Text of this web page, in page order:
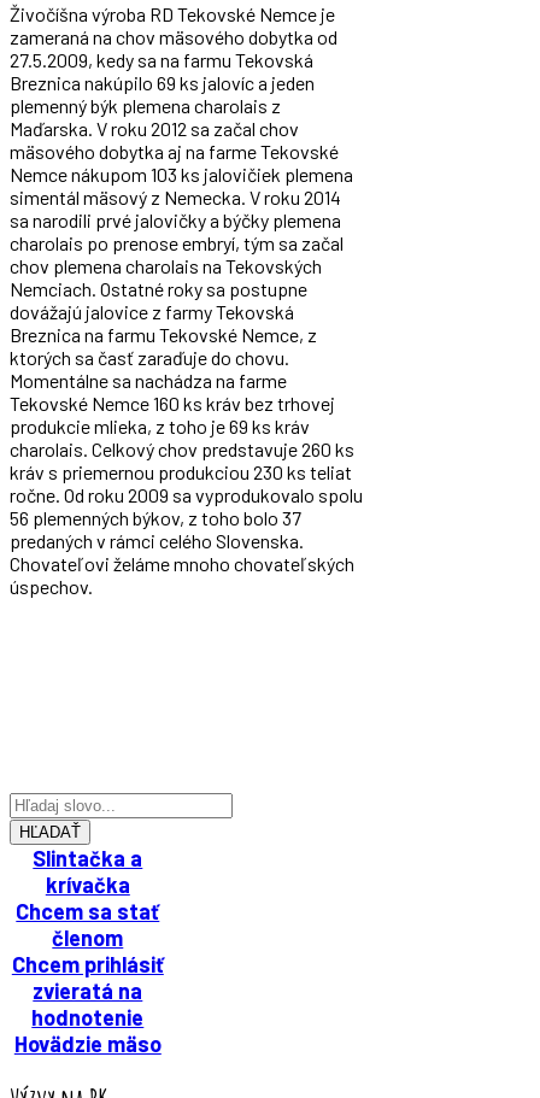
Živočíšna výroba RD Tekovské Nemce je
zameraná na chov mäsového dobytka od
27.5.2009, kedy sa na farmu Tekovská
Breznica nakúpilo 69 ks jalovíc a jeden
plemenný býk plemena charolais z
Maďarska. V roku 2012 sa začal chov
mäsového dobytka aj na farme Tekovské
Nemce nákupom 103 ks jalovičiek plemena
simentál mäsový z Nemecka. V roku 2014
sa narodili prvé jalovičky a býčky plemena
charolais po prenose embryí, tým sa začal
chov plemena charolais na Tekovských
Nemciach. Ostatné roky sa postupne
dovážajú jalovice z farmy Tekovská
Breznica na farmu Tekovské Nemce, z
ktorých sa časť zaraďuje do chovu.
Momentálne sa nachádza na farme
Tekovské Nemce 160 ks kráv bez trhovej
produkcie mlieka, z toho je 69 ks kráv
charolais. Celkový chov predstavuje 260 ks
kráv s priemernou produkciou 230 ks teliat
ročne. Od roku 2009 sa vyprodukovalo spolu
56 plemenných býkov, z toho bolo 37
predaných v rámci celého Slovenska.
Chovateľovi želáme mnoho chovateľských
úspechov.
HĽADAŤ
Slintačka a
krívačka
Chcem sa stať
členom
Chcem prihlásiť
zvieratá na
hodnotenie
Hovädzie mäso